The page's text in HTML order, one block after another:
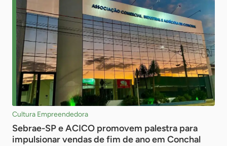
Cultura Empreendedora
Sebrae-SP e ACICO promovem palestra para
impulsionar vendas de fim de ano em Conchal